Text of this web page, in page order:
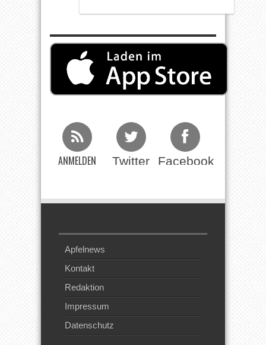
ANMELDEN Twitter Facebook
Apfelnews
Kontakt
Redaktion
Impressum
Datenschutz